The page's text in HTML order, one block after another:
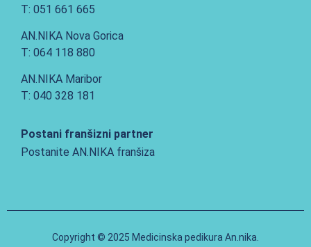
T: 051 661 665
AN.NIKA Nova Gorica
T: 064 118 880
AN.NIKA Maribor
T: 040 328 181
Postani franšizni partner
Postanite AN.NIKA franšiza
Copyright © 2025 Medicinska pedikura An.nika.